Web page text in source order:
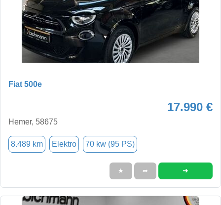
Fiat 500e
17.990 €
Hemer, 58675
8.489 km Elektro 70 kw (95 PS)
★ ➦ ➜